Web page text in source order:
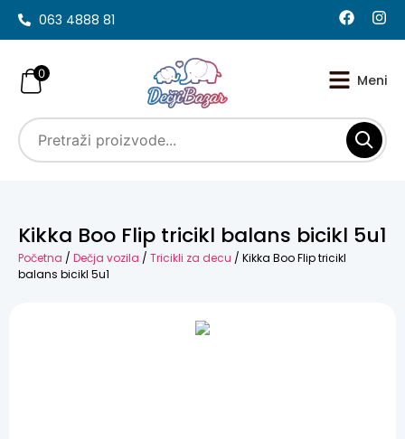
063 4888 81
0
Kikka Boo Flip tricikl balans bicikl 5u1
Početna / Dečja vozila / Tricikli za decu / Kikka Boo Flip tricikl
balans bicikl 5u1